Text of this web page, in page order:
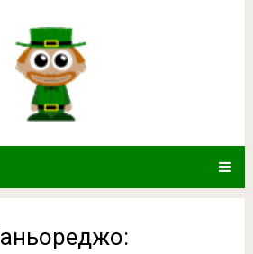
ди Баньореджо: